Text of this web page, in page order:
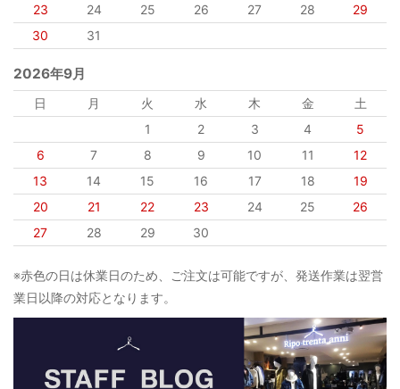
23
24 25 26 27 28
29
30
31
2026年9月
日 月 火 水 木 金
土
1
2 3 4
5
6
7 8 9 10 11
12
13
14 15 16 17 18
19
20
21 22 23 24 25
26
27
28 29 30
※赤色の日は休業日のため、ご注文は可能ですが、発送作業は翌営
業日以降の対応となります。